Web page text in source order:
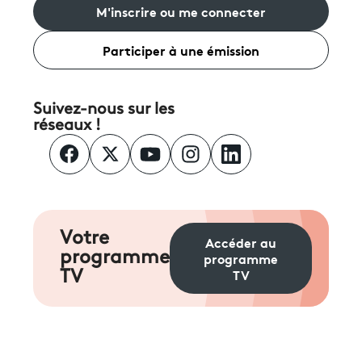
M'inscrire ou me connecter
Participer à une émission
Suivez-nous sur les
réseaux !
Votre
programme
TV
Accéder au
programme
TV